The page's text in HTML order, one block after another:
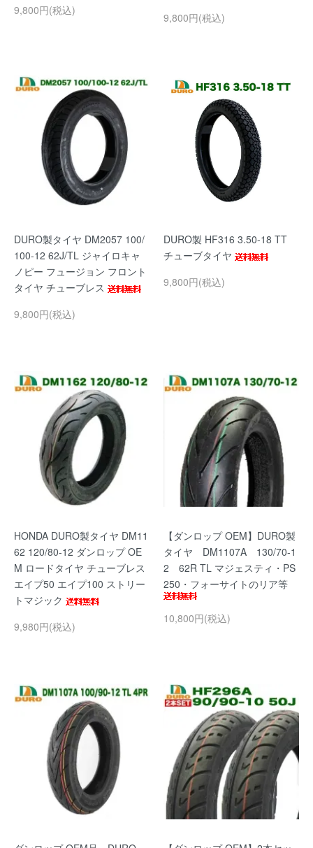
9,800円(税込)
9,800円(税込)
DURO製タイヤ DM2057 100/
100-12 62J/TL ジャイロキャ
ノピー フュージョン フロント
タイヤ チューブレス
9,800円(税込)
DURO製 HF316 3.50-18 TT
チューブタイヤ
9,800円(税込)
HONDA DURO製タイヤ DM11
62 120/80-12 ダンロップ OE
M ロードタイヤ チューブレス
エイプ50 エイプ100 ストリー
トマジック
9,980円(税込)
【ダンロップ OEM】DURO製
タイヤ DM1107A 130/70-1
2 62R TL マジェスティ・PS
250・フォーサイトのリア等
10,800円(税込)